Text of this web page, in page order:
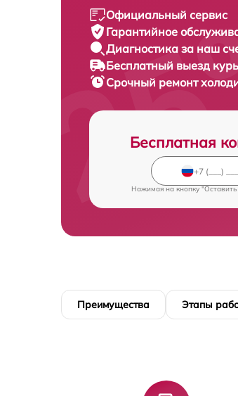
Официальный сервис
Гарантийное
Диагностика за наш
Бесплатный выезд
Срочный ремонт
Бесплатная
Нажимая на кнопку
Преимущества Этапы